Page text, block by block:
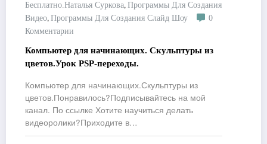
Бесплатно.Наталья Суркова, Программы Для Создания
Видео, Программы Для Создания Слайд Шоу
0
Комментарии
Компьютер для начинающих. Скульптуры из
цветов.Урок PSP-переходы.
Компьютер для начинающих.Скульптуры из
цветов.Понравилось?Подписывайтесь на мой
канал. По ссылке Хотите научиться делать
видеоролики?Приходите в…